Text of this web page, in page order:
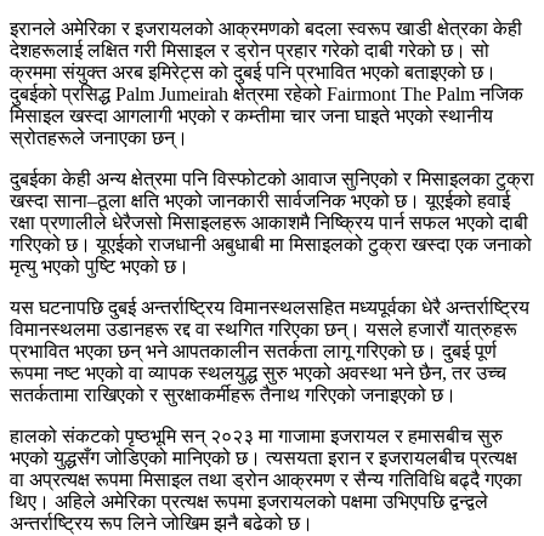
इरानले अमेरिका र इजरायलको आक्रमणको बदला स्वरूप खाडी क्षेत्रका केही
देशहरूलाई लक्षित गरी मिसाइल र ड्रोन प्रहार गरेको दाबी गरेको छ। सो
क्रममा संयुक्त अरब इमिरेट्स को दुबई पनि प्रभावित भएको बताइएको छ।
दुबईको प्रसिद्ध Palm Jumeirah क्षेत्रमा रहेको Fairmont The Palm नजिक
मिसाइल खस्दा आगलागी भएको र कम्तीमा चार जना घाइते भएको स्थानीय
स्रोतहरूले जनाएका छन्।
दुबईका केही अन्य क्षेत्रमा पनि विस्फोटको आवाज सुनिएको र मिसाइलका टुक्रा
खस्दा साना–ठूला क्षति भएको जानकारी सार्वजनिक भएको छ। यूएईको हवाई
रक्षा प्रणालीले धेरैजसो मिसाइलहरू आकाशमै निष्क्रिय पार्न सफल भएको दाबी
गरिएको छ। यूएईको राजधानी अबुधाबी मा मिसाइलको टुक्रा खस्दा एक जनाको
मृत्यु भएको पुष्टि भएको छ।
यस घटनापछि दुबई अन्तर्राष्ट्रिय विमानस्थलसहित मध्यपूर्वका धेरै अन्तर्राष्ट्रिय
विमानस्थलमा उडानहरू रद्द वा स्थगित गरिएका छन्। यसले हजारौं यात्रुहरू
प्रभावित भएका छन् भने आपतकालीन सतर्कता लागू गरिएको छ। दुबई पूर्ण
रूपमा नष्ट भएको वा व्यापक स्थलयुद्ध सुरु भएको अवस्था भने छैन, तर उच्च
सतर्कतामा राखिएको र सुरक्षाकर्मीहरू तैनाथ गरिएको जनाइएको छ।
हालको संकटको पृष्ठभूमि सन् २०२३ मा गाजामा इजरायल र हमासबीच सुरु
भएको युद्धसँग जोडिएको मानिएको छ। त्यसयता इरान र इजरायलबीच प्रत्यक्ष
वा अप्रत्यक्ष रूपमा मिसाइल तथा ड्रोन आक्रमण र सैन्य गतिविधि बढ्दै गएका
थिए। अहिले अमेरिका प्रत्यक्ष रूपमा इजरायलको पक्षमा उभिएपछि द्वन्द्वले
अन्तर्राष्ट्रिय रूप लिने जोखिम झनै बढेको छ।